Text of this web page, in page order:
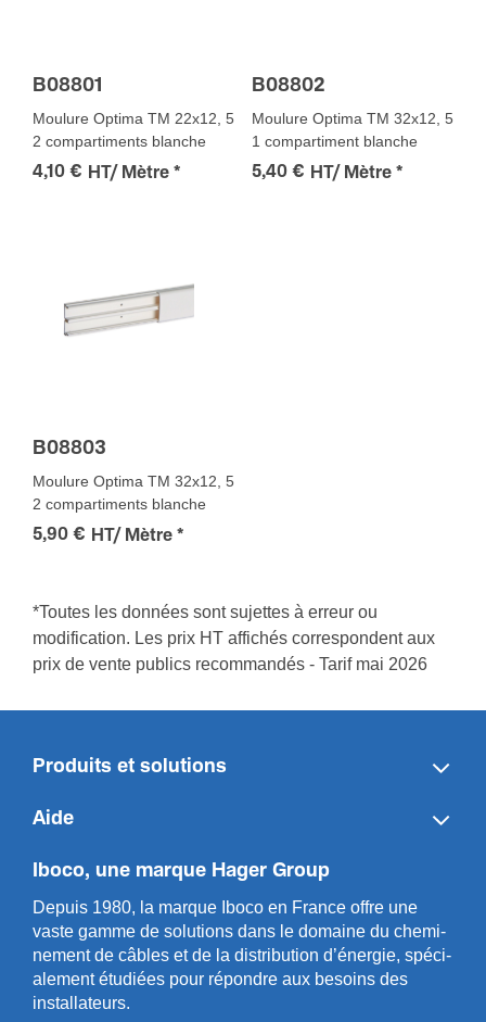
B08801
Moulure Optima TM 22x12, 5
2 compartiments blanche
4,10 € HT/ Mètre *
B08802
Moulure Optima TM 32x12, 5
1 compartiment blanche
5,40 € HT/ Mètre *
B08803
Moulure Optima TM 32x12, 5
2 compartiments blanche
5,90 € HT/ Mètre *
*Toutes les données sont sujettes à erreur ou
modification. Les prix HT affichés correspondent aux
prix de vente publics recommandés - Tarif mai 2026
Produits et solutions
Aide
Iboco, une marque Hager Group
Depuis 1980, la marque Iboco en France offre une
vaste gamme de solut­ions dans le domaine du chemi­
n­ement de câbles et de la distri­bution d’énergie, spéci­
a­l­ement étudiées pour répondre aux besoins des
installa­teurs.